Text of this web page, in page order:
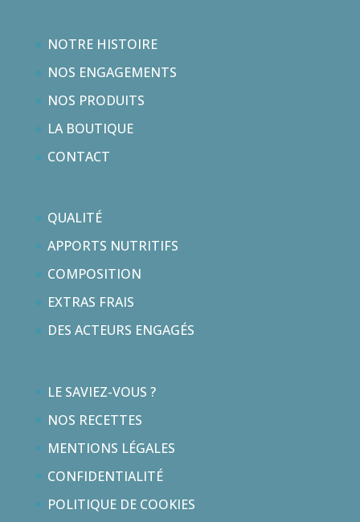
NOTRE HISTOIRE
NOS ENGAGEMENTS
NOS PRODUITS
LA BOUTIQUE
CONTACT
QUALITÉ
APPORTS NUTRITIFS
COMPOSITION
EXTRAS FRAIS
DES ACTEURS ENGAGÉS
LE SAVIEZ-VOUS ?
NOS RECETTES
MENTIONS LÉGALES
CONFIDENTIALITÉ
POLITIQUE DE COOKIES